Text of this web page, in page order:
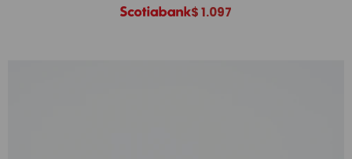
$1.097